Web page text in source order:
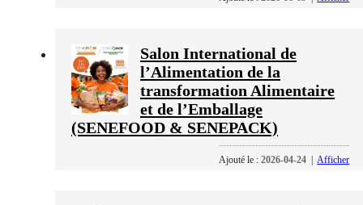
Salon International de
l’Alimentation de la
transformation Alimentaire
et de l’Emballage
(SENEFOOD & SENEPACK)
Ajouté le :2026-04-24 |Afficher